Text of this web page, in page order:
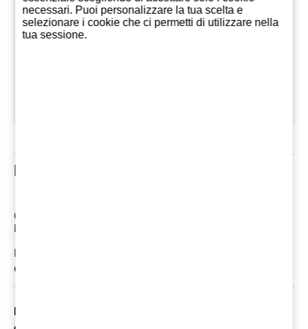
Prodotto in
Proporzione 1
Recensioni clienti
Commenti: 0
Le più recenti tra le recensioni dei clienti
In questo momento non ci sono commenti. Potresti
essere il primo
necessari. Puoi personalizzare la tua scelta e
selezionare i cookie che ci permetti di utilizzare nella
tua sessione.